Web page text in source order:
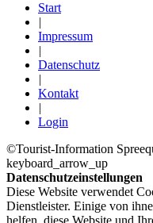
Start
|
Impressum
|
Datenschutz
|
Kontakt
|
Login
©Tourist-Information
keyboard_arrow_up
Datenschutzeinstellungen
Diese Website verwendet
Dienstleister. Einige von
helfen, diese Website und